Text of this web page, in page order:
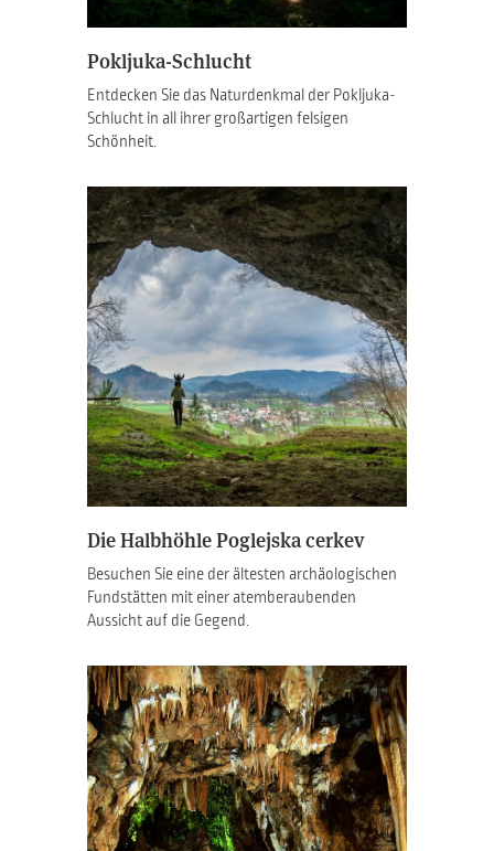
Pokljuka-Schlucht
Entdecken Sie das Naturdenkmal der Pokljuka-
Schlucht in all ihrer großartigen felsigen
Schönheit.
Die Halbhöhle Poglejska cerkev
Besuchen Sie eine der ältesten archäologischen
Fundstätten mit einer atemberaubenden
Aussicht auf die Gegend.